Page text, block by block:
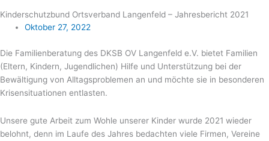
Kinderschutzbund Ortsverband Langenfeld – Jahresbericht 2021
Oktober 27, 2022
Die Familienberatung des DKSB OV Langenfeld e.V. bietet Familien
(Eltern, Kindern, Jugendlichen) Hilfe und Unterstützung bei der
Bewältigung von Alltagsproblemen an und möchte sie in besonderen
Krisensituationen entlasten.
Unsere gute Arbeit zum Wohle unserer Kinder wurde 2021 wieder
belohnt, denn im Laufe des Jahres bedachten viele Firmen, Vereine